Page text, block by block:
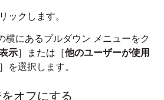
ックします。
横にあるプルダウン メニューをク
示］または［他のユーザーが使用
］を選択します。
オフにする